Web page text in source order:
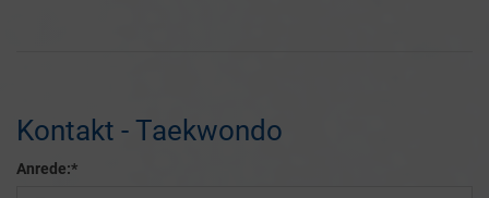
Kontakt - Taekwondo
Anrede:*